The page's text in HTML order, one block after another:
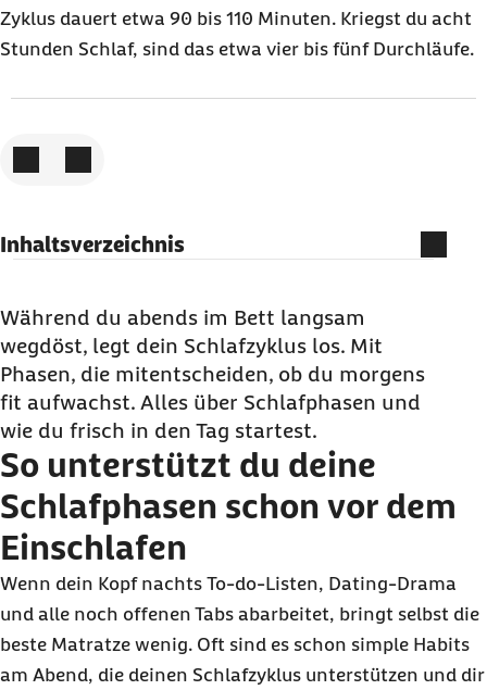
Zyklus dauert etwa 90 bis 110 Minuten. Kriegst du acht
Stunden Schlaf, sind das etwa vier bis fünf Durchläufe.
Inhaltsverzeichnis
dem Einschlafen
So funktionieren deine 4 Schlafphasen
Fazit: Deine Schlafphasen, deine Nacht
Häufige Fragen und Antworten zu Schlafphasen
Während du abends im Bett langsam
wegdöst, legt dein Schlafzyklus los. Mit
Phasen, die mitentscheiden, ob du morgens
fit aufwachst. Alles über Schlafphasen und
wie du frisch in den Tag startest.
So unterstützt du deine
Schlafphasen schon vor dem
Einschlafen
Wenn dein Kopf nachts To-do-Listen, Dating-Drama
und alle noch offenen Tabs abarbeitet, bringt selbst die
beste Matratze wenig. Oft sind es schon simple Habits
am Abend, die deinen Schlafzyklus unterstützen und dir